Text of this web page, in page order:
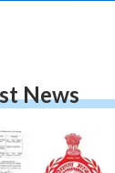
News